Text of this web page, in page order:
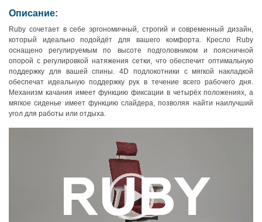
Описание:
Ruby сочетает в себе эргономичный, строгий и современный дизайн,
который идеально подойдёт для вашего комфорта. Кресло Ruby
оснащено регулируемым по высоте подголовником и поясничной
опорой с регулировкой натяжения сетки, что обеспечит оптимальную
поддержку для вашей спины. 4D подлокотники с мягкой накладкой
обеспечат идеальную поддержку рук в течение всего рабочего дня.
Механизм качания имеет функцию фиксации в четырёх положениях, а
мягкое сиденье имеет функцию слайдера, позволяя найти наилучший
угол для работы или отдыха.